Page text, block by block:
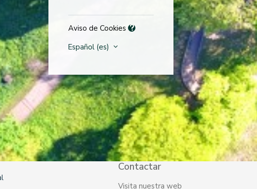
Aviso de Cookies
Español ‎(es)‎
Contactar
Visita nuestra web